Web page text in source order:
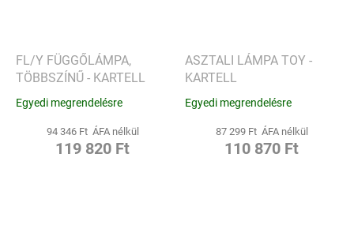
FL/Y FÜGGŐLÁMPA,
TÖBBSZÍNŰ - KARTELL
Egyedi megrendelésre
94 346 Ft ÁFA nélkül
119 820 Ft
ASZTALI LÁMPA TOY -
KARTELL
Egyedi megrendelésre
87 299 Ft ÁFA nélkül
110 870 Ft